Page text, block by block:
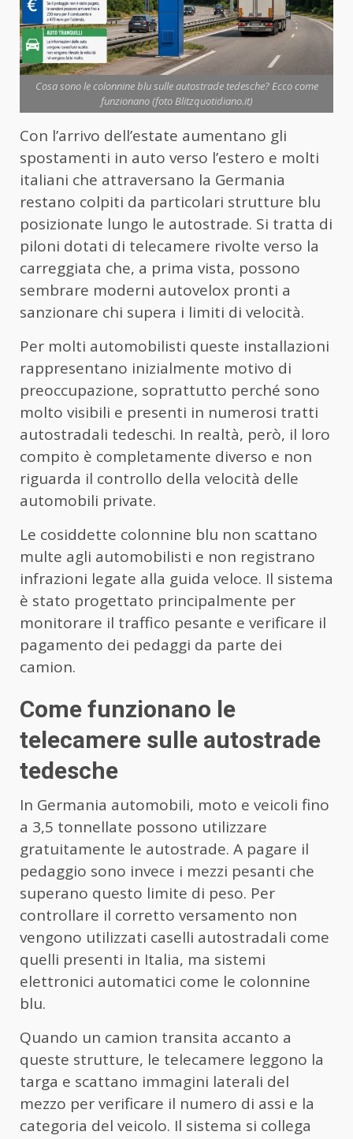
Cosa sono le colonnine blu sulle autostrade tedesche? Ecco come
funzionano (foto Blitzquotidiano.it)
Con l’arrivo dell’estate aumentano gli
spostamenti in auto verso l’estero e molti
italiani che attraversano la Germania
restano colpiti da particolari strutture blu
posizionate lungo le autostrade. Si tratta di
piloni dotati di telecamere rivolte verso la
carreggiata che, a prima vista, possono
sembrare moderni autovelox pronti a
sanzionare chi supera i limiti di velocità.
Per molti automobilisti queste installazioni
rappresentano inizialmente motivo di
preoccupazione, soprattutto perché sono
molto visibili e presenti in numerosi tratti
autostradali tedeschi. In realtà, però, il loro
compito è completamente diverso e non
riguarda il controllo della velocità delle
automobili private.
Le cosiddette colonnine blu non scattano
multe agli automobilisti e non registrano
infrazioni legate alla guida veloce. Il sistema
è stato progettato principalmente per
monitorare il traffico pesante e verificare il
pagamento dei pedaggi da parte dei
camion.
Come funzionano le
telecamere sulle autostrade
tedesche
In Germania automobili, moto e veicoli fino
a 3,5 tonnellate possono utilizzare
gratuitamente le autostrade. A pagare il
pedaggio sono invece i mezzi pesanti che
superano questo limite di peso. Per
controllare il corretto versamento non
vengono utilizzati caselli autostradali come
quelli presenti in Italia, ma sistemi
elettronici automatici come le colonnine
blu.
Quando un camion transita accanto a
queste strutture, le telecamere leggono la
targa e scattano immagini laterali del
mezzo per verificare il numero di assi e la
categoria del veicolo. Il sistema si collega